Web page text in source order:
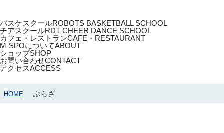
バスケスクールROBOTS BASKETBALL SCHOOL
チアスクールRDT CHEER DANCE SCHOOL
カフェ・レストランCAFE・RESTAURANT
M-SPOについてABOUT
ショップSHOP
お問い合わせCONTACT
アクセスACCESS
HOME ぷらざ